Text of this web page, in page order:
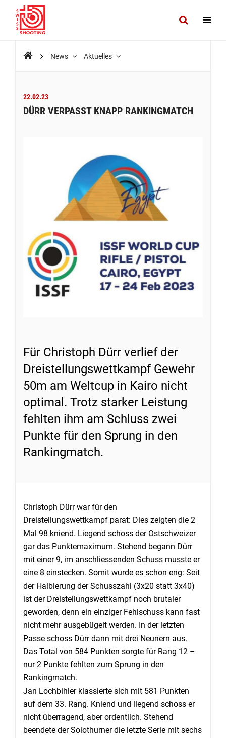
News Aktuelles
22.02.23
DÜRR VERPASST KNAPP RANKINGMATCH
Für Christoph Dürr verlief der
Dreistellungswettkampf Gewehr
50m am Weltcup in Kairo nicht
optimal. Trotz starker Leistung
fehlten ihm am Schluss zwei
Punkte für den Sprung in den
Rankingmatch.
Christoph Dürr war für den
Dreistellungswettkampf parat: Dies zeigten die 2
Mal 98 kniend. Liegend schoss der Ostschweizer
gar das Punktemaximum. Stehend begann Dürr
mit einer 9, im anschliessenden Schuss musste er
eine 8 einstecken. Somit wurde es schon eng: Seit
der Halbierung der Schusszahl (3x20 statt 3x40)
ist der Dreistellungswettkampf noch brutaler
geworden, denn ein einziger Fehlschuss kann fast
nicht mehr ausgebügelt werden. In der letzten
Passe schoss Dürr dann mit drei Neunern aus.
Das Total von 584 Punkten sorgte für Rang 12 –
nur 2 Punkte fehlten zum Sprung in den
Rankingmatch.
Jan Lochbihler klassierte sich mit 581 Punkten
auf dem 33. Rang. Kniend und liegend schoss er
nicht überragend, aber ordentlich. Stehend
beendete der Solothurner die letzte Serie mit sechs